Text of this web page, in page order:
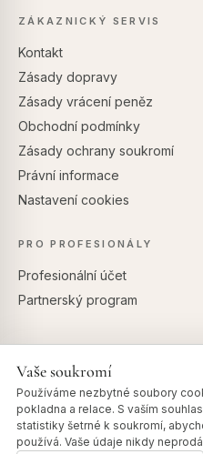
ZÁKAZNICKÝ SERVIS
Kontakt
Zásady dopravy
Zásady vrácení peněz
Obchodní podmínky
Zásady ochrany soukromí
Právní informace
Nastavení cookies
PRO PROFESIONÁLY
Profesionální účet
Partnerský program
Vaše soukromí
Používáme nezbytné soubory
pokladna a relace. S vaším
statistiky šetrné k soukromí,
používá. Vaše údaje nikdy